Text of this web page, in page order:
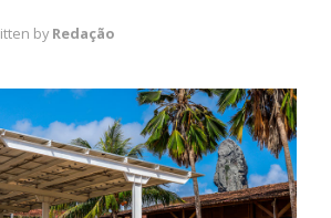
by Redação